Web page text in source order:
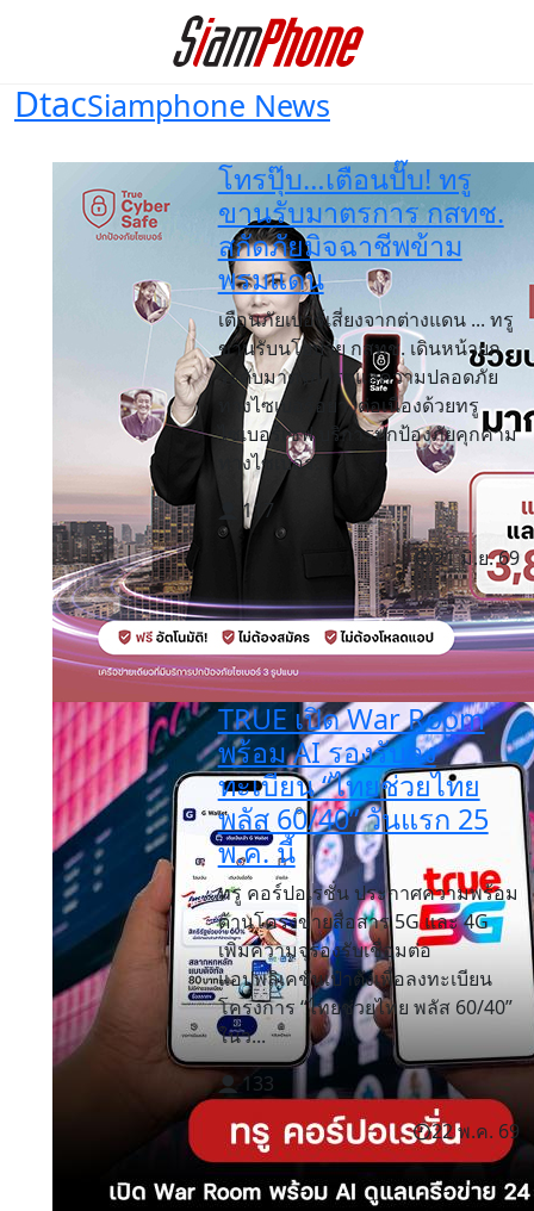
DtacSiamphone News
โทรปุ๊บ…เตือนปั๊บ! ทรู
ขานรับมาตรการ กสทช.
สกัดภัยมิจฉาชีพข้าม
พรมแดน
เตือนภัยเบอร์เสี่ยงจากต่างแดน ... ทรู
ขานรับนโยบาย กสทช. เดินหน้ายก
ระดับมาตรการดูแลความปลอดภัย
ทางไซเบอร์อย่างต่อเนื่องด้วยทรู
ไซเบอร์เซฟ บริการปกป้องภัยคุกคาม
ทางไซเบอร...
117
21 มิ.ย. 69
TRUE เปิด War Room
พร้อม AI รองรับลง
ทะเบียน “ไทยช่วยไทย
พลัส 60/40” วันแรก 25
พ.ค. นี้
ทรู คอร์ปอเรชั่น ประกาศความพร้อม
ด้านโครงข่ายสื่อสาร 5G และ 4G
เพิ่มความจุรองรับเชื่อมต่อ
แอปพลิเคชันเป๋าตังเพื่อลงทะเบียน
โครงการ “ไทยช่วยไทย พลัส 60/40”
ในว...
133
22 พ.ค. 69